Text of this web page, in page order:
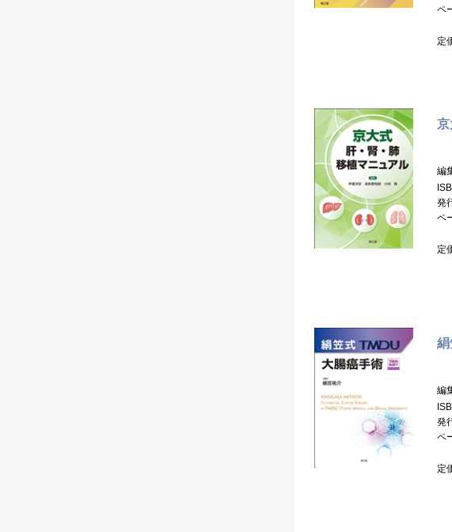
ペ
定
京
編
発
ペ
定
絹
編
発
ペ
定